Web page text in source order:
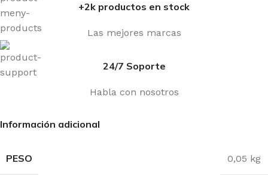
+2k productos en stock
Las mejores marcas
24/7 Soporte
Habla con nosotros
Información adicional
PESO 0,05 kg